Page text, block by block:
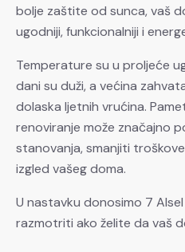
bolje zaštite od sunca, vaš
ugodniji, funkcionalniji i
Temperature su u proljeće
dani su duži, a većina
dolaska ljetnih vrućina.
renoviranje može značajno
stanovanja, smanjiti
izgled vašeg doma.
U nastavku donosimo 7
razmotriti ako želite da vaš